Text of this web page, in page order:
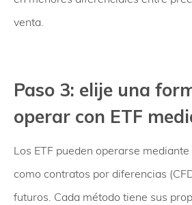
venta.
Paso 3: elije una
operar con ETF
Los ETF pueden operarse
como contratos por diferencias
futuros. Cada método tiene sus